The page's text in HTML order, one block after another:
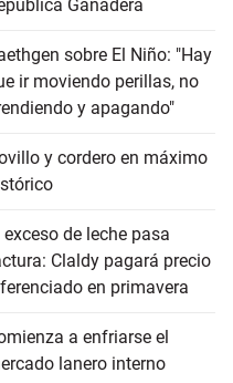
Ganadera
sobre El Niño: "Hay
ir moviendo perillas, no
y apagando"
y cordero en máximo
exceso de leche pasa
Claldy pagará precio
en primavera
a enfriarse el
lanero interno